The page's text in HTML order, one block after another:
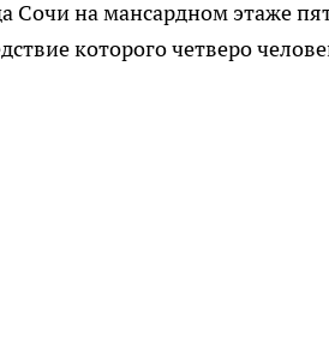
Сочи на мансардном этаже
которого четверо